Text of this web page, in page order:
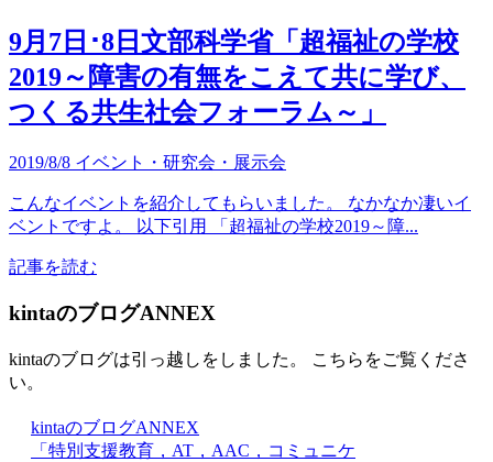
9月7日･8日文部科学省「超福祉の学校
2019～障害の有無をこえて共に学び、
つくる共生社会フォーラム～」
2019/8/8 イベント・研究会・展示会
こんなイベントを紹介してもらいました。 なかなか凄いイ
ベントですよ。 以下引用 「超福祉の学校2019～障...
記事を読む
kintaのブログANNEX
kintaのブログは引っ越しをしました。 こちらをご覧くださ
い。
kintaのブログANNEX
「特別支援教育，AT，AAC，コミュニケ